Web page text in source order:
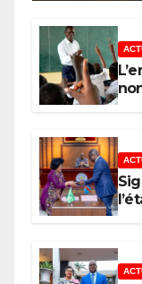
RDC,